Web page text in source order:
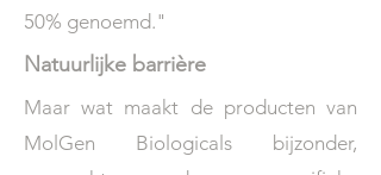
50% genoemd."
Natuurlijke barrière
Maar wat maakt de producten van
MolGen Biologicals bijzonder,